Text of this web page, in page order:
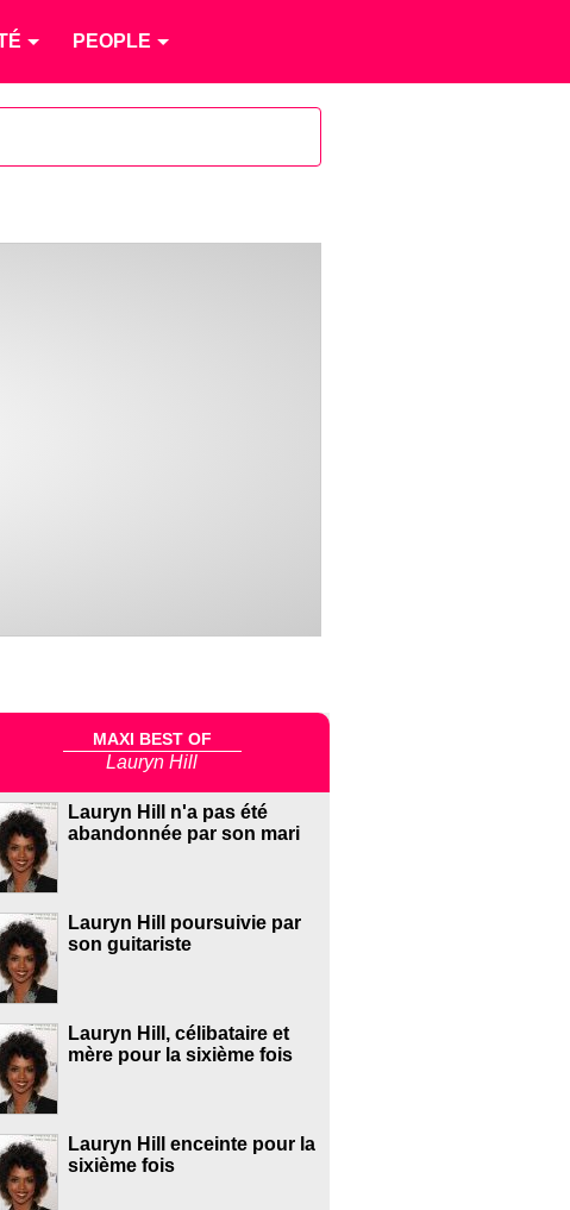
PEOPLE
MAXI BEST OF
Lauryn Hill
Lauryn Hill n'a pas été
abandonnée par son mari
Lauryn Hill poursuivie par
son guitariste
Lauryn Hill, célibataire et
mère pour la sixième fois
Lauryn Hill enceinte pour la
sixième fois